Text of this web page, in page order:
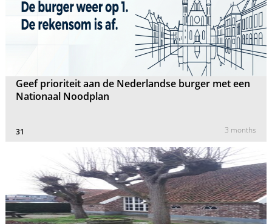
Geef prioriteit aan de Nederlandse burger met een
Nationaal Noodplan
31 3 months